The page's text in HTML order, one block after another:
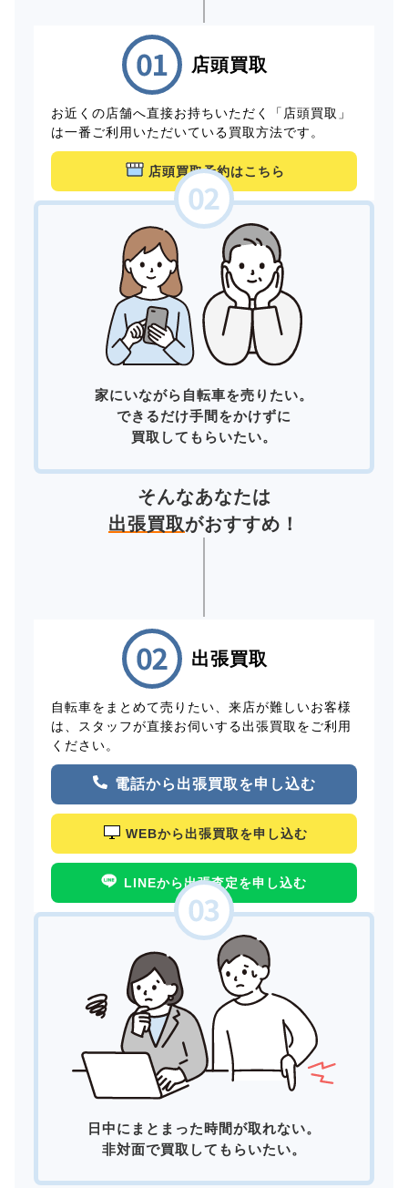
店頭買取
お近くの店舗へ直接お持ちいただく「店頭買取」
は一番ご利用いただいている買取方法です。
店頭買取予約はこちら
家にいながら自転車を売りたい。
できるだけ手間をかけずに
買取してもらいたい。
そんなあなたは
出張買取がおすすめ！
出張買取
自転車をまとめて売りたい、来店が難しいお客様
は、スタッフが直接お伺いする出張買取をご利用
ください。
電話から出張買取を申し込む
WEBから出張買取を申し込む
LINEから出張査定を申し込む
日中にまとまった時間が取れない。
非対面で買取してもらいたい。